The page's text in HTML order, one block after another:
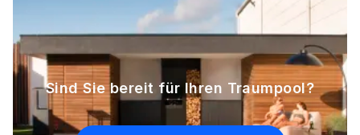
Sind Sie bereit für Ihren Traumpool?